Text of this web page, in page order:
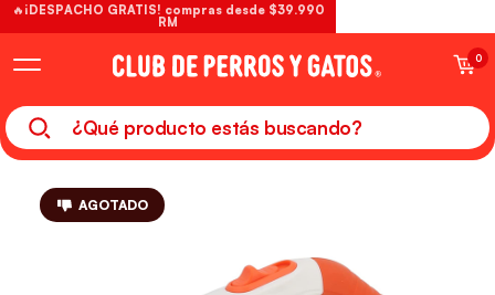
0
AGOTADO
🔥¡DESPACHO GRATIS! compras desde $39.990
RM